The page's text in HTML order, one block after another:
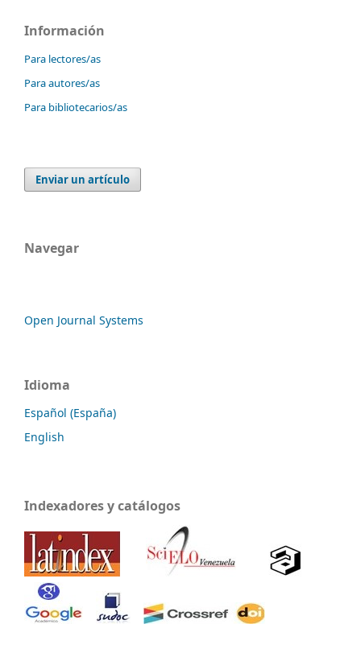
Información
Para lectores/as
Para autores/as
Para bibliotecarios/as
Enviar un artículo
Navegar
Open Journal Systems
Idioma
Español (España)
English
Indexadores y catálogos